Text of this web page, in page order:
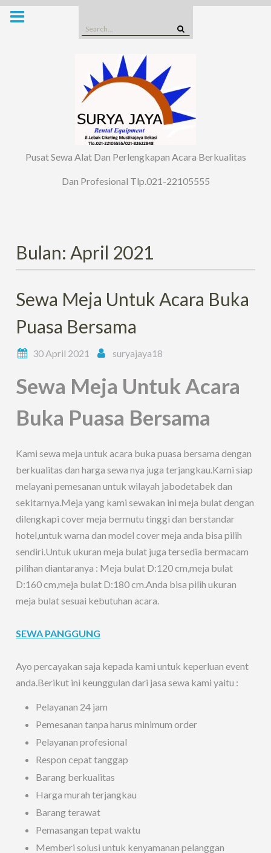
Skip
Search
for:
Pusat Sewa Alat Dan Perlengkapan Acara Berkualitas
Dan Profesional Tlp.021-22105555
Bulan: April 2021
Sewa Meja Untuk Acara Buka
Puasa Bersama
30 April 2021 suryajaya18
Sewa Meja Untuk Acara
Buka Puasa Bersama
Kami sewa meja untuk acara buka puasa bersama dengan
berkualitas dan harga sewa nya juga terjangkau.Kami siap
melayani pemesanan untuk wilayah jabodetabek dan
sekitarnya.Meja yang kami sewakan ini meja bulat dengan
dilengkapi cover meja bermutu tinggi dan berstandar
hotel,untuk warna dan model cover meja anda bisa pilih
sendiri.Untuk ukuran meja bulat juga tersedia bermacam
pilihan diantaranya : Meja bulat D:120 cm,meja bulat
D:160 cm,meja bulat D:180 cm.Anda bisa pilih ukuran
meja bulat sesuai kebutuhan acara.
SEWA PANGGUNG
Ayo percayakan saja kepada kami untuk keperluan event
anda.Berikut ini keunggulan dari jasa sewa kami yaitu :
Pelayanan 24 jam
Pemesanan tanpa harus minimum order
Pelayanan profesional
Respon cepat tanggap
Barang berkualitas
Harga murah terjangkau
Barang terawat
Pemasangan tepat waktu
Memberi solusi untuk kenyamanan pelanggan